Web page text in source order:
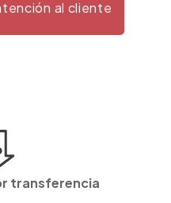
al cliente
transferencia